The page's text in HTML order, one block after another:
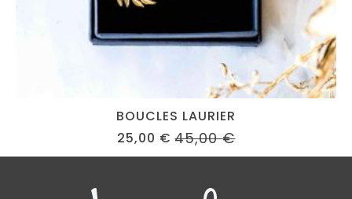
BOUCLES LAURIER
45,00€
ORIGINAL
PRICE
45,00 €.
25,00 € CURRENT
PRICE
25,00 €.